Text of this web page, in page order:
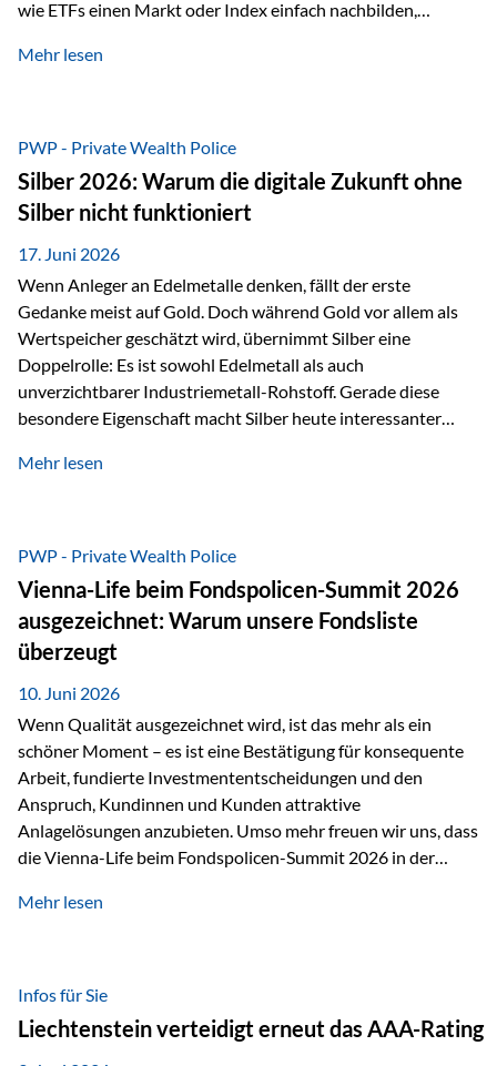
wie ETFs einen Markt oder Index einfach nachbilden,
setzen auf die Expertise erfahrener Fondsmanager, die
Veränderungen geprägt ist, kann diese aktive
Herangehensweise einen entscheidenden Mehrwert bieten.
Was zeichnet aktive Fonds aus? Aktive Fonds verfolgen das
Ziel, nicht nur einen Markt abzubilden, sondern gezielt
Anlageentscheidungen zu treffen. Fondsmanager
analysieren Unternehmen,…
Mehr lesen
PWP - Private Wealth Police
Silber 2026: Warum die digitale Zukunft ohne
Silber nicht funktioniert
17. Juni 2026
Wenn Anleger an Edelmetalle denken, fällt der erste
Gedanke meist auf Gold. Doch während Gold vor allem als
Wertspeicher geschätzt wird, übernimmt Silber eine
Doppelrolle: Es ist sowohl Edelmetall als auch
unverzichtbarer Industriemetall-Rohstoff. Gerade diese
besondere Eigenschaft macht Silber heute interessanter
elektrischer – und genau dort spielt Silber eine
Leitfähigkeit aller Metalle. Diese Eigenschaft macht es für
zahlreiche Zukunftstechnologien praktisch unverzichtbar.
Silber findet sich unter anderem in: Solarmodulen
Elektrofahrzeugen Halbleitern Smartphones und Tablets…
Mehr lesen
PWP - Private Wealth Police
Vienna-Life beim Fondspolicen-Summit 2026
ausgezeichnet: Warum unsere Fondsliste
überzeugt
10. Juni 2026
Wenn Qualität ausgezeichnet wird, ist das mehr als ein
schöner Moment – es ist eine Bestätigung für konsequente
Arbeit, fundierte Investmententscheidungen und den
Anspruch, Kundinnen und Kunden attraktive
Anlagelösungen anzubieten. Umso mehr freuen wir uns, dass
die Vienna-Life beim Fondspolicen-Summit 2026 in der
dieser Ehrung ist der renommierte Fondspolicenreport der
analysiert und verglichen wurden. Das Ergebnis: Die ETF-
Auswahl der Vienna-Life zählt zu den drei besten Angeboten
am Markt. Für uns ist diese Auszeichnung eine Bestätigung
Mehr lesen
Infos für Sie
Liechtenstein verteidigt erneut das AAA-Rating